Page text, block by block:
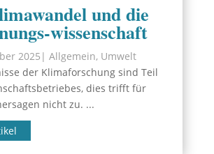
und die
wissenschaft
2025 | Allgemein, Umwelt
der Klimaforschung sind Teil
dies trifft für
nicht zu. ...